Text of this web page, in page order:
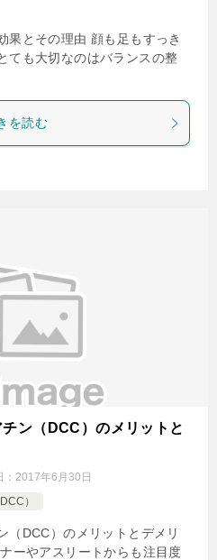
果とその理由 顔も足もすっき
ても大切なのはバランスの整
を読む
ン（DCC）のメリットと
2017年6月30日
）
（DCC）のメリットとデメリ
ーやアスリートからも注目度